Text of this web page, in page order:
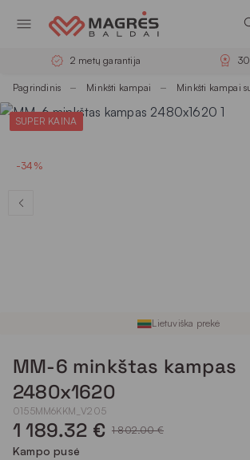
2 metų garantija
Pagrindinis Minkšti kampai Minkšti kampai
SUPER KAINA
-34%
Lietuviška prekė
MM-6 minkštas kampas
2480x1620
0155MM6KKM_V205
1 189.32 € 1 802.00 €
Kampo pusė